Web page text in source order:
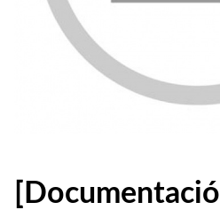
[Documentació